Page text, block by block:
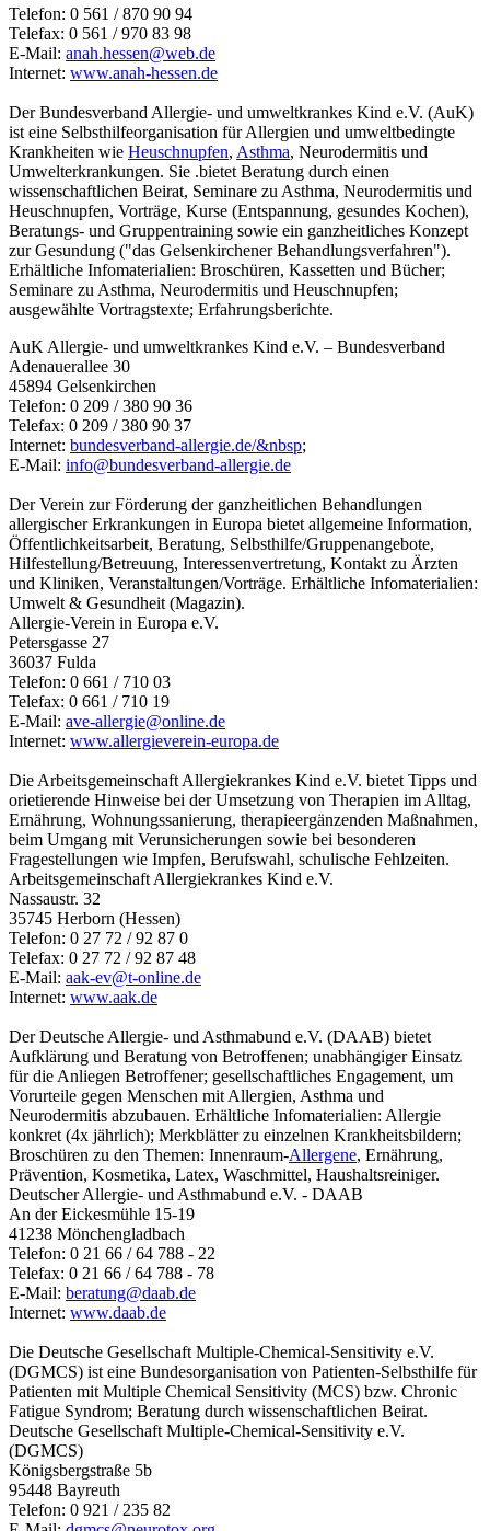
Telefon: 0 561 / 870 90 94
Telefax: 0 561 / 970 83 98
E-Mail: anah.hessen@web.de
Internet: www.anah-hessen.de
Der Bundesverband Allergie- und umweltkrankes Kind e.V. (AuK)
ist eine Selbsthilfeorganisation für Allergien und umweltbedingte
Krankheiten wie Heuschnupfen, Asthma, Neurodermitis und
Umwelterkrankungen. Sie .bietet Beratung durch einen
wissenschaftlichen Beirat, Seminare zu Asthma, Neurodermitis und
Heuschnupfen, Vorträge, Kurse (Entspannung, gesundes Kochen),
Beratungs- und Gruppentraining sowie ein ganzheitliches Konzept
zur Gesundung ("das Gelsenkirchener Behandlungsverfahren").
Erhältliche Infomaterialien: Broschüren, Kassetten und Bücher;
Seminare zu Asthma, Neurodermitis und Heuschnupfen;
ausgewählte Vortragstexte; Erfahrungsberichte.
AuK Allergie- und umweltkrankes Kind e.V. – Bundesverband
Adenauerallee 30
45894 Gelsenkirchen
Telefon: 0 209 / 380 90 36
Telefax: 0 209 / 380 90 37
Internet: bundesverband-allergie.de/&nbsp;
E-Mail: info@bundesverband-allergie.de
Der Verein zur Förderung der ganzheitlichen Behandlungen
allergischer Erkrankungen in Europa bietet allgemeine Information,
Öffentlichkeitsarbeit, Beratung, Selbsthilfe/Gruppenangebote,
Hilfestellung/Betreuung, Interessenvertretung, Kontakt zu Ärzten
und Kliniken, Veranstaltungen/Vorträge. Erhältliche Infomaterialien:
Umwelt & Gesundheit (Magazin).
Allergie-Verein in Europa e.V.
Petersgasse 27
36037 Fulda
Telefon: 0 661 / 710 03
Telefax: 0 661 / 710 19
E-Mail: ave-allergie@online.de
Internet: www.allergieverein-europa.de
Die Arbeitsgemeinschaft Allergiekrankes Kind e.V. bietet Tipps und
orietierende Hinweise bei der Umsetzung von Therapien im Alltag,
Ernährung, Wohnungssanierung, therapieergänzenden Maßnahmen,
beim Umgang mit Verunsicherungen sowie bei besonderen
Fragestellungen wie Impfen, Berufswahl, schulische Fehlzeiten.
Arbeitsgemeinschaft Allergiekrankes Kind e.V.
Nassaustr. 32
35745 Herborn (Hessen)
Telefon: 0 27 72 / 92 87 0
Telefax: 0 27 72 / 92 87 48
E-Mail: aak-ev@t-online.de
Internet: www.aak.de
Der Deutsche Allergie- und Asthmabund e.V. (DAAB) bietet
Aufklärung und Beratung von Betroffenen; unabhängiger Einsatz
für die Anliegen Betroffener; gesellschaftliches Engagement, um
Vorurteile gegen Menschen mit Allergien, Asthma und
Neurodermitis abzubauen. Erhältliche Infomaterialien: Allergie
konkret (4x jährlich); Merkblätter zu einzelnen Krankheitsbildern;
Broschüren zu den Themen: Innenraum-Allergene, Ernährung,
Prävention, Kosmetika, Latex, Waschmittel, Haushaltsreiniger.
Deutscher Allergie- und Asthmabund e.V. - DAAB
An der Eickesmühle 15-19
41238 Mönchengladbach
Telefon: 0 21 66 / 64 788 - 22
Telefax: 0 21 66 / 64 788 - 78
E-Mail: beratung@daab.de
Internet: www.daab.de
Die Deutsche Gesellschaft Multiple-Chemical-Sensitivity e.V.
(DGMCS) ist eine Bundesorganisation von Patienten-Selbsthilfe für
Patienten mit Multiple Chemical Sensitivity (MCS) bzw. Chronic
Fatigue Syndrom; Beratung durch wissenschaftlichen Beirat.
Deutsche Gesellschaft Multiple-Chemical-Sensitivity e.V.
(DGMCS)
Königsbergstraße 5b
95448 Bayreuth
Telefon: 0 921 / 235 82